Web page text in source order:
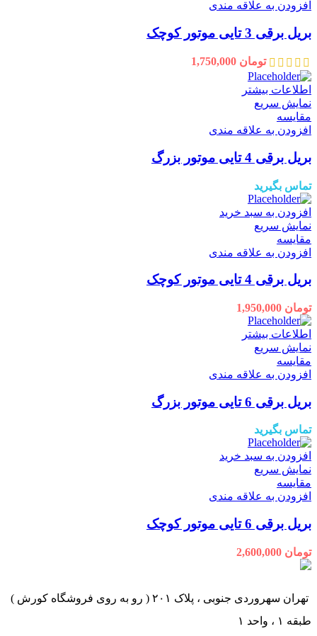
افزودن به علاقه مندی
بریل برقی 3 تایی موتور کوچک
تومان
اطلاعات بیشتر
نمایش سریع
مقايسه
افزودن به علاقه مندی
بریل برقی 4 تایی موتور بزرگ
تماس بگیرید
افزودن به سبد خرید
نمایش سریع
مقايسه
افزودن به علاقه مندی
بریل برقی 4 تایی موتور کوچک
تومان
اطلاعات بیشتر
نمایش سریع
مقايسه
افزودن به علاقه مندی
بریل برقی 6 تایی موتور بزرگ
تماس بگیرید
افزودن به سبد خرید
نمایش سریع
مقايسه
افزودن به علاقه مندی
بریل برقی 6 تایی موتور کوچک
تومان
تهران سهروردی جنوبی ، پلاک ۲۰۱ ( رو به روی فروشگاه کورش )
طبقه ۱ ، واحد ۱